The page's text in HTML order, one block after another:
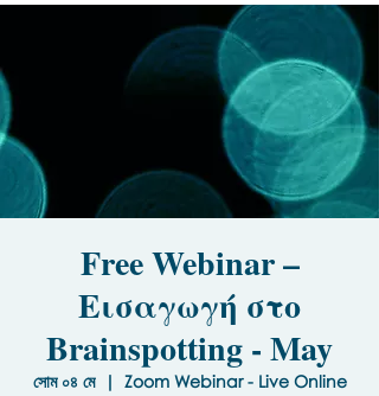
Free Webinar –
Εισαγωγή στο
Brainspotting - May
সোম ০৪ মে
  |
Zoom Webinar - Live Online